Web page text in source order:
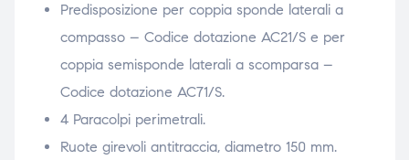
Predisposizione per coppia sponde laterali a
compasso – Codice dotazione AC21/S e per
coppia semisponde laterali a scomparsa –
Codice dotazione AC71/S.
4 Paracolpi perimetrali.
Ruote girevoli antitraccia, diametro 150 mm.